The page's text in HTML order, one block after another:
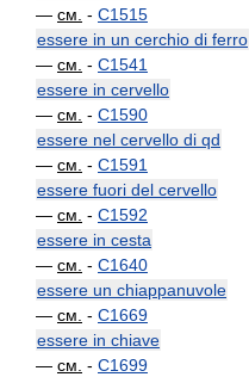
— см. - C1515
essere in un cerchio di ferro
— см. - C1541
essere in cervello
— см. - C1590
essere nel cervello di qd
— см. - C1591
essere fuori del cervello
— см. - C1592
essere in cesta
— см. - C1640
essere un chiappanuvole
— см. - C1669
essere in chiave
— см. - C1699